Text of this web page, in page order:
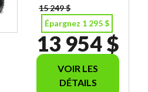
MOIS D'USINE!
15 249 $
Épargnez 1 295 $
13 954 $
VOIR LES
DÉTAILS